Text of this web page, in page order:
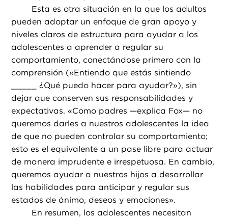
Esta es otra situación en la que los adultos
pueden adoptar un enfoque de gran apoyo y
niveles claros de estructura para ayudar a los
adolescentes a aprender a regular su
comportamiento, conectándose primero con la
comprensión («Entiendo que estás sintiendo
_____ ¿Qué puedo hacer para ayudar?»), sin
dejar que conserven sus responsabilidades y
expectativas. «Como padres —explica Fox— no
queremos darles a nuestros adolescentes la idea
de que no pueden controlar su comportamiento;
esto es el equivalente a un pase libre para actuar
de manera imprudente e irrespetuosa. En cambio,
queremos ayudar a nuestros hijos a desarrollar
las habilidades para anticipar y regular sus
estados de ánimo, deseos y emociones».
En resumen, los adolescentes necesitan